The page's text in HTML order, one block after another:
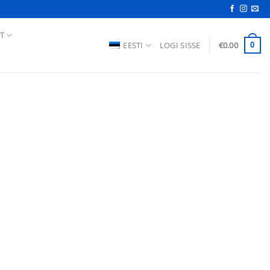
EESTI
LOGI SISSE €0.00 0